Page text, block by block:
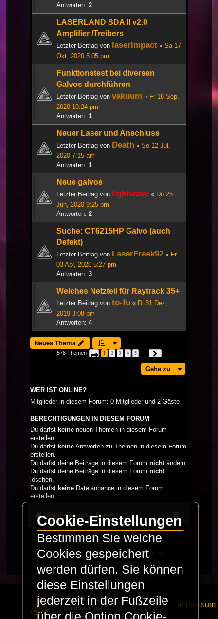
Antworten: 2
LASERLAND SDA II v2.0
Amplifier /Treibers
Letzter Beitrag von laserimpact « Sa 17
Okt, 2020 5:05 pm
Funktionstest bei diversen
Galvos durchführen
Letzter Beitrag von vakuum « Fr 18 Sep,
2020 10:24 pm
Antworten: 1
Neuer Laser und Anschluss
Letzter Beitrag von Death « So 12 Jul,
2020 7:15 am
Antworten: 1
Neue galvos
Letzter Beitrag von lightwave « Do 25
Jun, 2020 9:25 pm
Antworten: 2
Suche: CT6215HP Galvo (auch
Defekt)
Letzter Beitrag von LaserFreak92 « Fr
03 Apr, 2020 5:27 pm
Antworten: 3
Welches Netzteil für Raytrack 35+
Letzter Beitrag von to-fu « Di 31 Dez,
2019 3:08 pm
Antworten: 4
Neues Thema
578 Themen Seite 1von 20
1 2 3 4 5
Gehe zu
WER IST ONLINE?
Mitglieder in diesem Forum: 0 Mitglieder und 2 Gäste
BERECHTIGUNGEN IN DIESEM FORUM
Du darfst keine neuen Themen in diesem Forum
erstellen.
Du darfst keine Antworten zu Themen in diesem Forum
erstellen.
Du darfst deine Beiträge in diesem Forum nicht ändern.
Du darfst deine Beiträge in diesem Forum nicht
löschen.
Du darfst keine Dateianhänge in diesem Forum
erstellen.
LaserFreak.net Forum
Powered by phpBB
® Forum Software © phpBB
Limited
Deutsche Übersetzung durchphpBB.de
PRIVACY_LINK
TERMS_LINK
© Copyright 2025 -
LaserFreak.net
LaserFreak ist ein freies und
Impressum
Cookie-Einstellungen
Bestimmen Sie welche
Cookies gespeichert
werden dürfen. Sie können
diese Einstellungen
jederzeit in der Fußzeile
über die Option Cookie-